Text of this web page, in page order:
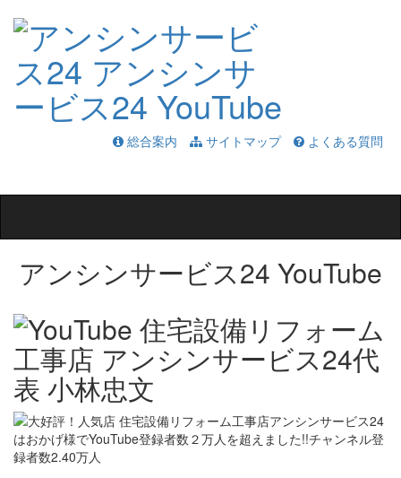
総合案内 サイトマップ
よくある質問
アンシンサービス24 YouTube